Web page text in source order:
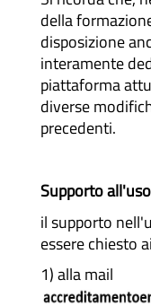
della
disposizione
interamente
piattaforma
diverse
precedenti.
Supporto
il supporto
essere chiesto
1) alla mail